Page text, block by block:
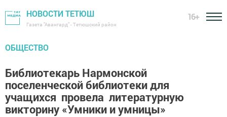
НОВОСТИ ТЕТЮШ
Газета "Авангард" - Тетюшский район
16+
ОБЩЕСТВО
Библиотекарь Нармонской
поселенческой библиотеки для
учащихся провела литературную
викторину «Умники и умницы»